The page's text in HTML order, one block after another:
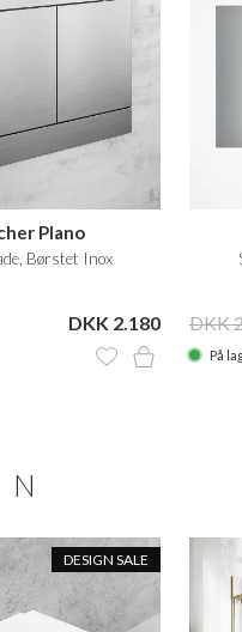
Plano
Børstet Inox
DKK 2.180 DKK
På
DESIGN SALE